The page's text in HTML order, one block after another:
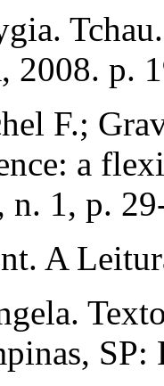
2008. p.
F.;
a
n. 1, p.
A
SP: